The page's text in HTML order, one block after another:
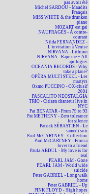
pas avoir été
Michel SARDOU - Maudits
Français
MISS WHITE & the drunken
piano
MOZART est gai
NAUFRAGÉS - À contre-
courant
Nilda FERNANDEZ -
L'invitation à Venise
NIRVANA - Lithium
NIRVANA - Rape me + All
apologies
OCEANIA RECORDS - Why
take a plane?
OPÉRA MULTI STEEL - Les
martyrs
Oxmo PUCCINO - OX-clusif
2001
PASCALITO NEOSTALGIA
TRIO - Citizen chanteur live in
NYC
Pat BENATAR - From 79 to 93
Pat METHENY - Zero tolerance
for silence
Patrick SÉBASTIEN - Le
samedi soir
Paul McCARTNEY - Collection
Paul McCARTNEY - From a
lover to a friend
Paula ABDUL - My love is for
real
PEARL JAM - Gone
PEARL JAM - World wide
suicide
Peter GABRIEL - Long walk
home
Peter GABRIEL - Up
PINK FLOYD - High hopes